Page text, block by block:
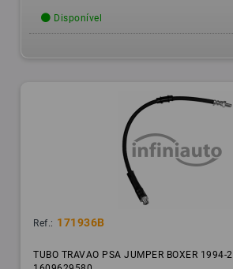
Disponível
Ref.: 171936B
TUBO TRAVAO PSA JUMPER BOXER 1994-